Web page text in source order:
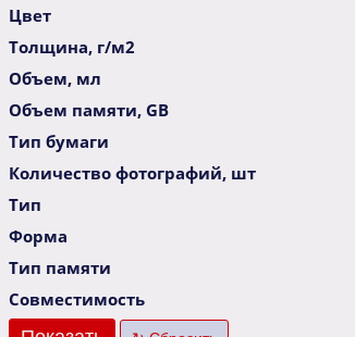
Цвет
Толщина, г/м2
Объем, мл
Объем памяти, GB
Тип бумаги
Количество фотографий, шт
Тип
Форма
Тип памяти
Совместимость